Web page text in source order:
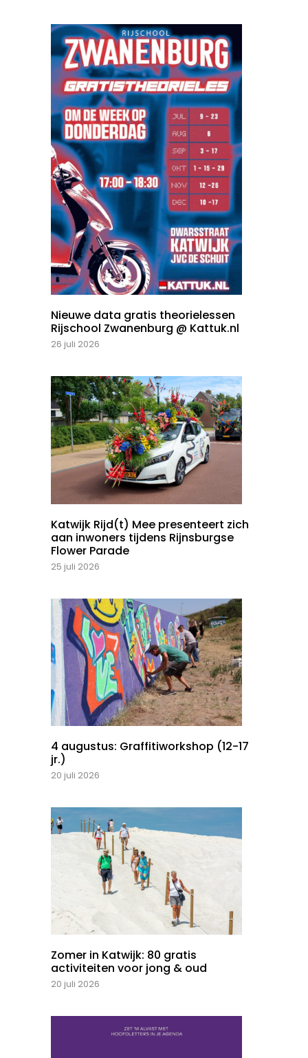
Nieuwe data gratis theorielessen
Rijschool Zwanenburg @ Kattuk.nl
26 juli 2026
Katwijk Rijd(t) Mee presenteert zich
aan inwoners tijdens Rijnsburgse
Flower Parade
25 juli 2026
4 augustus: Graffitiworkshop (12-17
jr.)
20 juli 2026
Zomer in Katwijk: 80 gratis
activiteiten voor jong & oud
20 juli 2026